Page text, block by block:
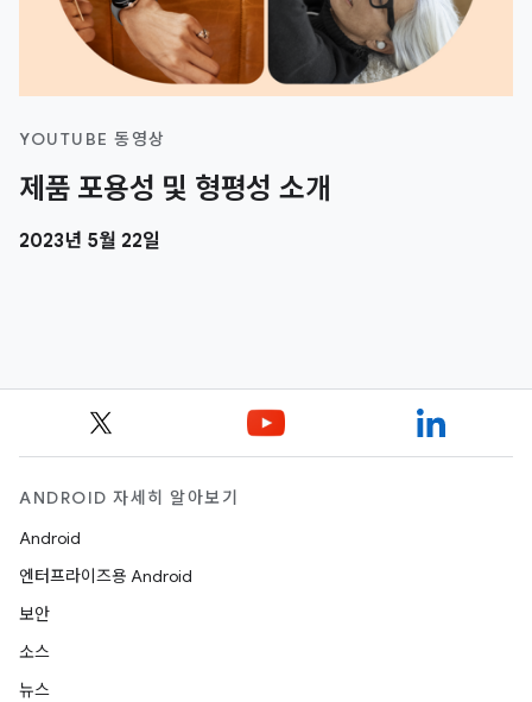
YOUTUBE 동영상
제품 포용성 및 형평성 소개
2023년 5월 22일
ANDROID 자세히 알아보기
Android
엔터프라이즈용 Android
보안
소스
뉴스